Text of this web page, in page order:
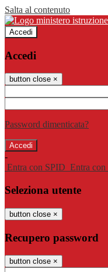
Salta al contenuto
Accedi
Accedi
button close ×
Password dimenticata?
-
Entra con SPID Entra con
Seleziona utente
button close ×
Recupero password
button close ×